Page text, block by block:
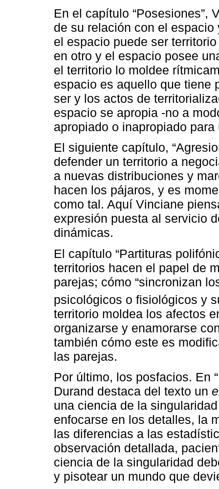
En el capítulo “Posesiones”,
de su relación con el
el espacio puede ser
en otro y el espacio posee
el territorio lo moldee
espacio es aquello que tiene
ser y los actos de
espacio se apropia -no a
apropiado o inapropiado
El siguiente capítulo,
defender un territorio a
a nuevas distribuciones y
hacen los pájaros, y es
como tal. Aquí Vinciane
expresión puesta al servicio
dinámicas.
El capítulo “Partituras
territorios hacen el papel de
parejas; cómo “sincronizan
psicológicos o fisiológicos y
territorio moldea los afectos
organizarse y enamorarse
también cómo este es
las parejas.
Por último, los posfacios. En
Durand destaca del texto un
una ciencia de la
enfocarse en los detalles, la
las diferencias a las
observación detallada,
ciencia de la singularidad
y pisotear un mundo que